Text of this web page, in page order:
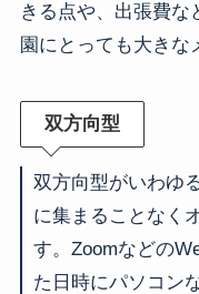
きる点や、出張費な
園にとっても大きな
双方向型
双方向型がいわゆ
に集まることなく
す。Zoomなどの
た日時にパソコン